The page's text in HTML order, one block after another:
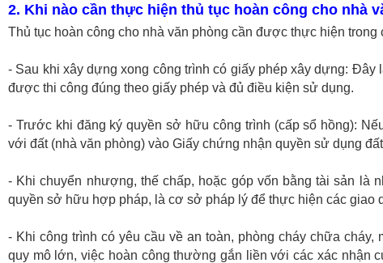
2. Khi nào cần thực hiện thủ tục hoàn công cho nhà
Thủ tục hoàn công cho nhà văn phòng cần được thực hiện
- Sau khi xây dựng xong công trình có giấy phép xây dựng:
được thi công đúng theo giấy phép và đủ điều kiện sử dụng.
- Trước khi đăng ký quyền sở hữu công trình (cấp sổ hồng):
với đất (nhà văn phòng) vào Giấy chứng nhận quyền sử dụng
- Khi chuyển nhượng, thế chấp, hoặc góp vốn bằng tài sản là
quyền sở hữu hợp pháp, là cơ sở pháp lý để thực hiện các giao
- Khi công trình có yêu cầu về an toàn, phòng cháy chữa
quy mô lớn, việc hoàn công thường gắn liền với các xác nhận